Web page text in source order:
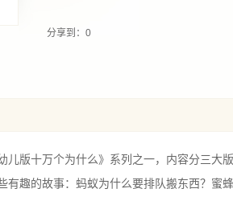
分享到： 0
版十万个为什么》系列之一，内容分三大
有趣的故事：蚂蚁为什么要排队搬东西？蜜